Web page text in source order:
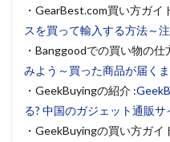
・GearBest.com買い方ガイ
スを買って輸入する方法～
・Banggoodでの買い物の仕
みよう～買った商品が届く
・GeekBuyingの紹介 :
る? 中国のガジェット通販
・GeekBuyingの買い方ガイ